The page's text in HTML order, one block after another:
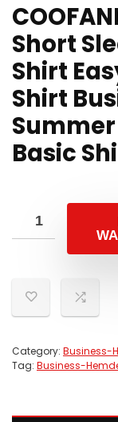
Short
Shirt
Shirt
Summer
Basic
Category: Business-
Tag: Business-